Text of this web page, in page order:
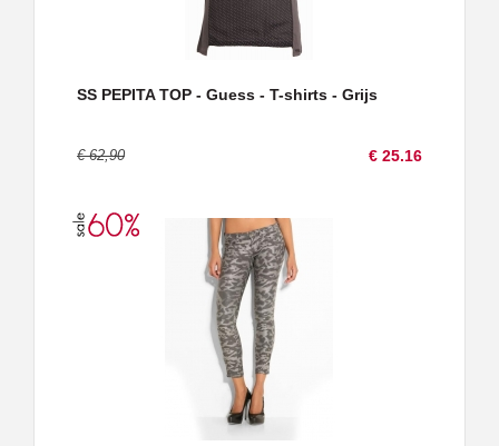
SS PEPITA TOP - Guess - T-shirts - Grijs
€ 62,90 € 25.16